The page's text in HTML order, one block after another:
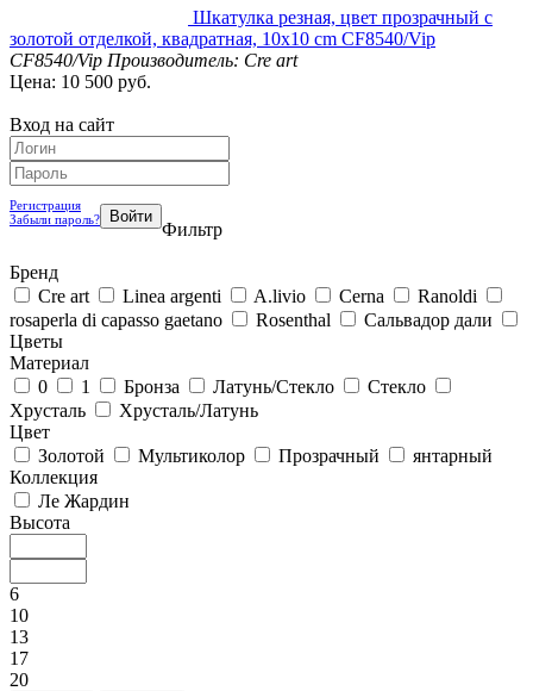
Шкатулка резная, цвет прозрачный с
золотой отделкой, квадратная, 10x10 cm CF8540/Vip
CF8540/Vip Производитель: Cre art
Цена: 10 500 руб.
Вход на сайт
Регистрация
Забыли пароль?
Фильтр
Бренд
Cre art
Linea argenti A.livio Cerna
Ranoldi
rosaperla di capasso gaetano
Rosenthal
Сальвадор дали
Цветы
Материал
0
1 Бронза Латунь/Стекло
Стекло
Хрусталь
Хрусталь/Латунь
Цвет
Золотой
Мультиколор Прозрачный
янтарный
Коллекция
Ле Жардин
Высота
6
10
13
17
20